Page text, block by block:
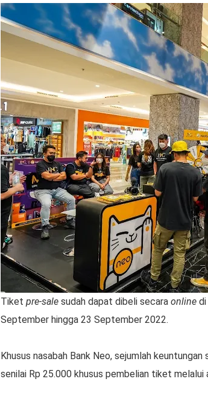
Tiket pre-sale sudah dapat dibeli secara online di
September hingga 23 September 2022.
Khusus nasabah Bank Neo, sejumlah
senilai Rp 25.000 khusus pembelian tiket